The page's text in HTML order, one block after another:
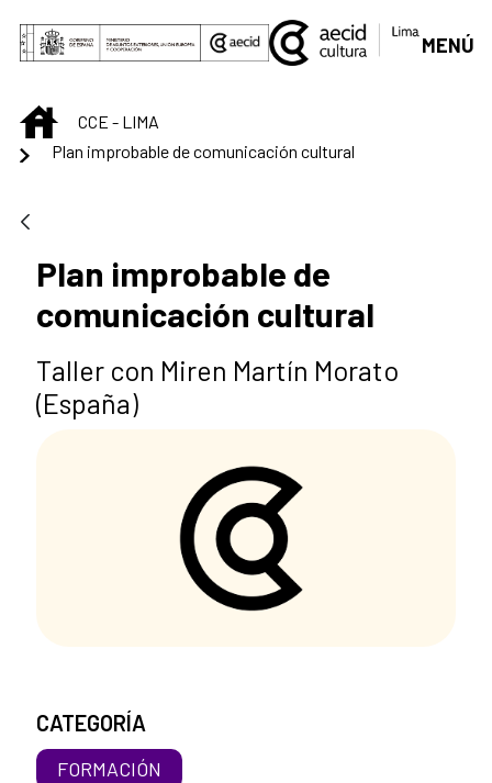
Saltar al contenido principal
MENÚ
INICIOCCE - LIMA
Plan improbable de comunicación cultural
Plan improbable de
comunicación cultural
Taller con Miren Martín Morato
(España)
CATEGORÍA
FORMACIÓN